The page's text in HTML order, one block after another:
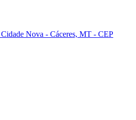
Nova - Cáceres, MT - CEP